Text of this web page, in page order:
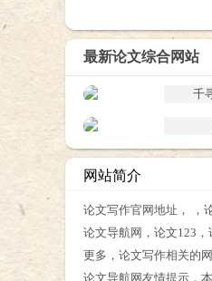
最新论文综合网站
千
网站简介
论文写作官网地址， ，
论文导航网，论文123，
更多，论文写作相关的
论文导航网友情提示，